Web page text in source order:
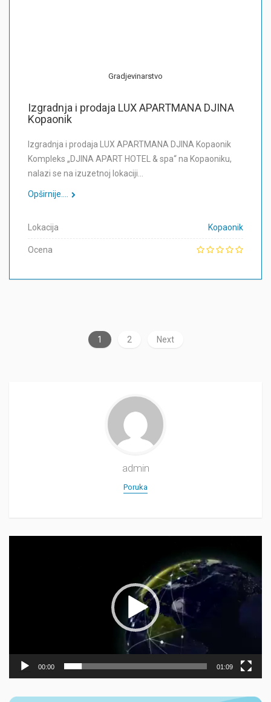
Gradjevinarstvo
Izgradnja i prodaja LUX APARTMANA DJINA
Kopaonik
Izgradnja i prodaja LUX APARTMANA DJINA Kopaonik
Kompleks „DJINA APART HOTEL & spa“ na Kopaoniku,
nalazi se na izuzetnoj lokaciji…
Opširnije....
Lokacija Kopaonik
Ocena
1 2 Next
admin
Poruka
00:00 01:09